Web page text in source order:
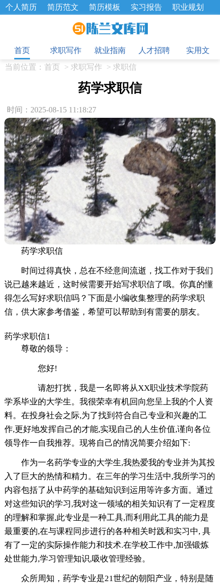
个人简历 简历范文 简历模板 实习报告
职业规划
招聘选拔 绩效考核 企业文化
工作总结
辞职报告
首页
求职写作 就业指南 人才招聘
实用文
当前位置： 首页 > 求职写作 > 求职信
药学求职信
时间：2025-08-15 11:18:27
药学求职信
时间过得真快，总在不经意间流逝，找工作对于我们
说已越来越近，这时候需要开始写求职信了哦。你真的懂
得怎么写好求职信吗？下面是小编收集整理的药学求职
信，供大家参考借鉴，希望可以帮助到有需要的朋友。
药学求职信1
尊敬的领导：
您好!
请恕打扰，我是一名即将从XX职业技术学院药
学系毕业的大学生。我很荣幸有机回向您呈上我的个人资
料。在投身社会之际,为了找到符合自己专业和兴趣的工
作,更好地发挥自己的才能,实现自己的人生价值,谨向各位
领导作一自我推荐。现将自己的情况简要介绍如下:
作为一名药学专业的大学生,我热爱我的专业并为其投
入了巨大的热情和精力。在三年的学习生活中,我所学习的
内容包括了从中药学的基础知识到运用等许多方面。通过
对这些知识的学习,我对这一领域的相关知识有了一定程度
的理解和掌握,此专业是一种工具,而利用此工具的能力是
最重要的,在与课程同步进行的各种相关时践和实习中, 具
有了一定的实际操作能力和技术.在学校工作中,加强锻炼
处世能力,学习管理知识,吸收管理经验。
众所周知，药学专业是21世纪的朝阳产业，特别是随